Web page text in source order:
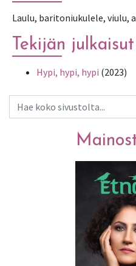
Laulu, baritoniukulele, viulu,
Tekijän julkaisut
Hypi, hypi, hypi (2023)
Haku